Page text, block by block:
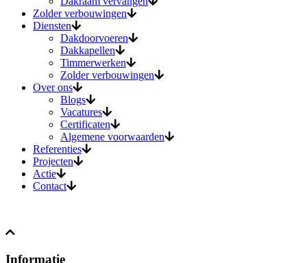
Zolder verbouwingen
Diensten
Dakdoorvoeren
Dakkapellen
Timmerwerken
Zolder verbouwingen
Over ons
Blogs
Vacatures
Certificaten
Algemene voorwaarden
Referenties
Projecten
Actie
Contact
Informatie